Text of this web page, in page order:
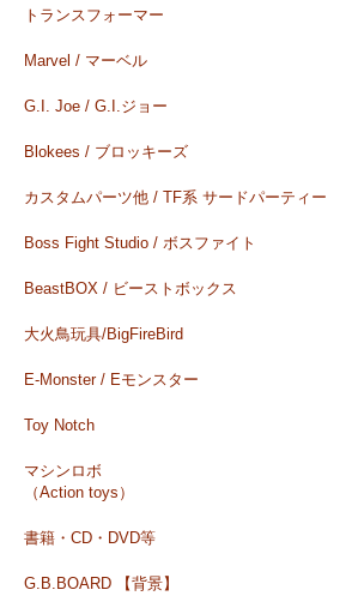
トランスフォーマー
Marvel / マーベル
G.I. Joe / G.I.ジョー
Blokees / ブロッキーズ
カスタムパーツ他 / TF系 サードパーティー
Boss Fight Studio / ボスファイト
BeastBOX / ビーストボックス
大火鳥玩具/BigFireBird
E-Monster / Eモンスター
Toy Notch
マシンロボ
（Action toys）
書籍・CD・DVD等
G.B.BOARD 【背景】